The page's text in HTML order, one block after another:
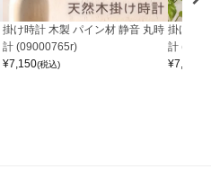
掛け時計 木製 パイン材 静音 丸時
計 (09000765r)
¥7,150(税込)
掛け時
計
¥7,150